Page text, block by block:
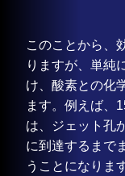
このことから、
りますが、単純
け、酸素との化
ます。例えば、
は、ジェット孔
に到達するまで
うことになりま